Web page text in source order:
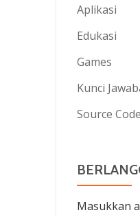
Aplikasi
Edukasi
Games
Kunci
Source Code
Masukkan